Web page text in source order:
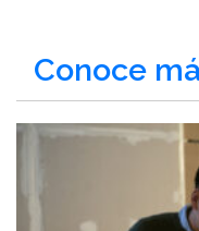
Conoce